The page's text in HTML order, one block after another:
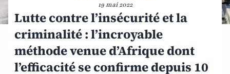
19 mai 2022
Lutte contre l’insécurité et la
criminalité : l’incroyable
méthode venue d’Afrique dont
l’efficacité se confirme depuis 10